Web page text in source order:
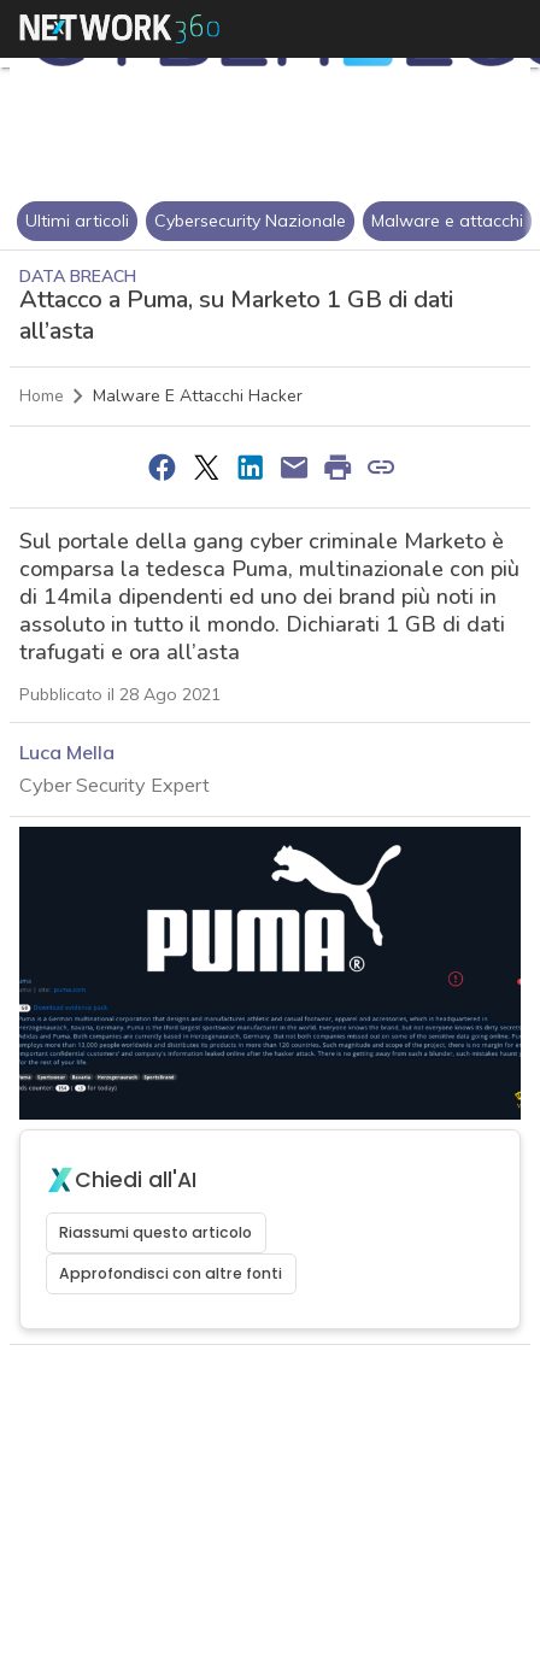
Ultimi articoli Cybersecurity Nazionale Malware e attacchi
DATA BREACH
Attacco a Puma, su Marketo 1 GB di dati
all’asta
Home Malware E Attacchi Hacker
Sul portale della gang cyber criminale Marketo è
comparsa la tedesca Puma, multinazionale con più
di 14mila dipendenti ed uno dei brand più noti in
assoluto in tutto il mondo. Dichiarati 1 GB di dati
trafugati e ora all’asta
Pubblicato il 28 Ago 2021
Luca Mella
Cyber Security Expert
Chiedi all'AI
Riassumi questo articolo
Approfondisci con altre fonti